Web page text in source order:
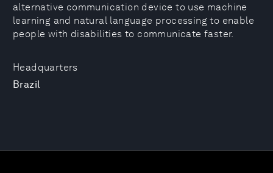
Headquarters
Brazil
alternative communication device to use machine
learning and natural language processing to enable
people with disabilities to communicate faster.